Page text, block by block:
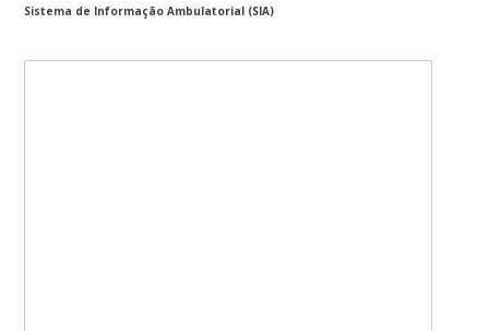
Sistema de Informação Ambulatorial (SIA)